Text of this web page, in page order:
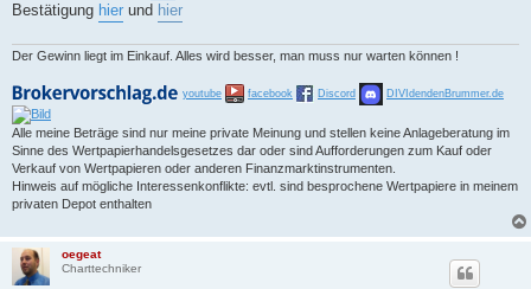
Bestätigung hier und hier
Der Gewinn liegt im Einkauf. Alles wird besser, man muss nur warten können !
youtube facebook Discord DIVIdendenBrummer.de
Alle meine Beträge sind nur meine private Meinung und stellen keine Anlageberatung im
Sinne des Wertpapierhandelsgesetzes dar oder sind Aufforderungen zum Kauf oder
Verkauf von Wertpapieren oder anderen Finanzmarktinstrumenten.
Hinweis auf mögliche Interessenkonflikte: evtl. sind besprochene Wertpapiere in meinem
privaten Depot enthalten
oegeat
Charttechniker